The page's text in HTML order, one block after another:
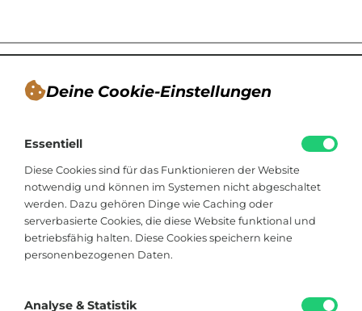
Deine Cookie-Einstellungen
Essentiell
Diese Cookies sind für das Funktionieren der Website
notwendig und können im Systemen nicht abgeschaltet
werden. Dazu gehören Dinge wie Caching oder
serverbasierte Cookies, die diese Website funktional und
betriebsfähig halten. Diese Cookies speichern keine
personenbezogenen Daten.
Analyse & Statistik
Blogger, Berater für nachhaltiges
Kommunikationsdesign, Catering
Viktoriastraße 48
33602 Bielefeld
hallo@soistfein.de